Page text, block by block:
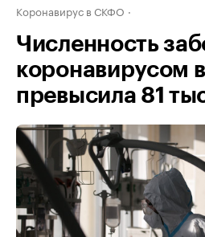
Коронавирус в СКФО
Численность
коронавирусом
превысила 81